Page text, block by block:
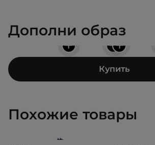
Дополни образ
+
+ +
Купить
Похожие товары